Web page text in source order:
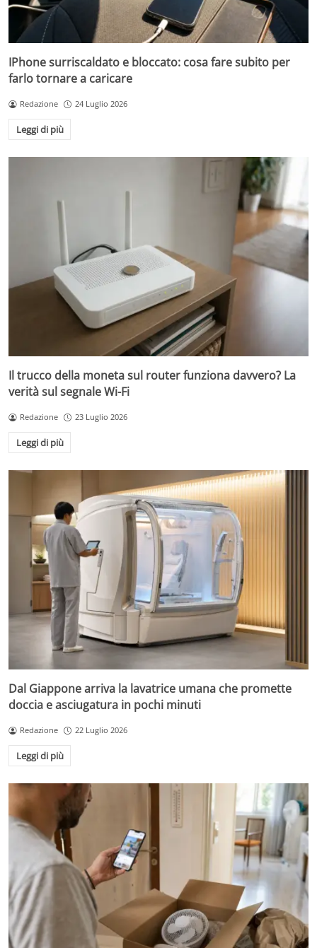
IPhone surriscaldato e bloccato: cosa fare subito per
farlo tornare a caricare
Redazione 24 Luglio 2026
Leggi di più
Il trucco della moneta sul router funziona davvero? La
verità sul segnale Wi-Fi
Redazione 23 Luglio 2026
Leggi di più
Dal Giappone arriva la lavatrice umana che promette
doccia e asciugatura in pochi minuti
Redazione 22 Luglio 2026
Leggi di più